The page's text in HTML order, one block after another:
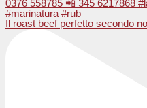
Il roast beef perfetto secondo